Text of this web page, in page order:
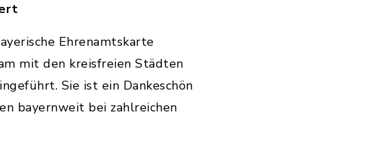
Ehrenamtskarte
mit den kreisfreien Städten
Sie ist ein Dankeschön
bayernweit bei zahlreichen